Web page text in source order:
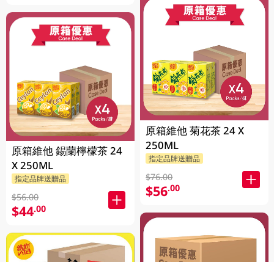
原箱維他 錫蘭檸檬茶 24
X 250ML
指定品牌送贈品
$56.00
$44.00
原箱維他 菊花茶 24 X
250ML
指定品牌送贈品
$76.00
$56.00